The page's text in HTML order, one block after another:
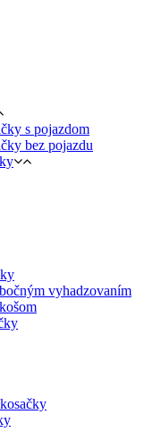
s pojazdom
bez pojazdu
vyhadzovaním